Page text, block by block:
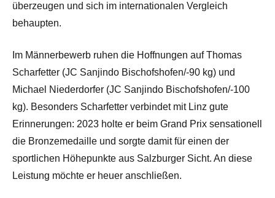
überzeugen und sich im internationalen Vergleich
behaupten.
Im Männerbewerb ruhen die Hoffnungen auf Thomas
Scharfetter (JC Sanjindo Bischofshofen/-90 kg) und
Michael Niederdorfer (JC Sanjindo Bischofshofen/-100
kg). Besonders Scharfetter verbindet mit Linz gute
Erinnerungen: 2023 holte er beim Grand Prix sensationell
die Bronzemedaille und sorgte damit für einen der
sportlichen Höhepunkte aus Salzburger Sicht. An diese
Leistung möchte er heuer anschließen.